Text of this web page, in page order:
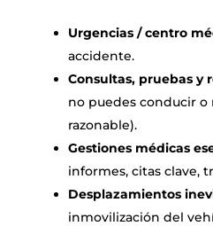
Urgencias / centro
accidente.
Consultas, pruebas y
no puedes conducir
razonable).
Gestiones médicas
informes, citas clave,
Desplazamientos
inmovilización del